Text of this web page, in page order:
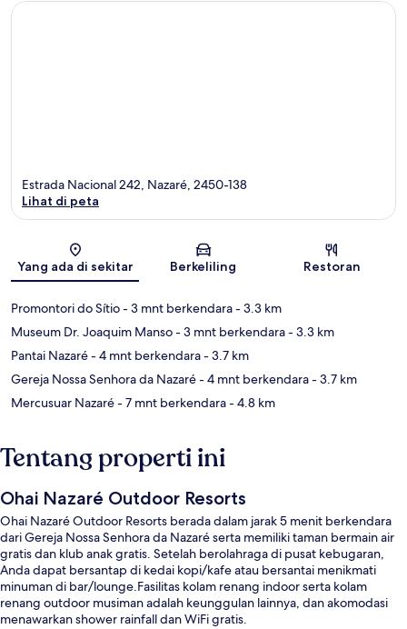
Peta
Estrada Nacional 242, Nazaré, 2450-138
Lihat di peta
Yang ada di sekitar Berkeliling Restoran
Promontori do Sítio- 3 mnt berkendara- 3.3 km
Museum Dr. Joaquim Manso- 3 mnt berkendara- 3.3 km
Pantai Nazaré- 4 mnt berkendara- 3.7 km
Gereja Nossa Senhora da Nazaré- 4 mnt berkendara- 3.7 km
Mercusuar Nazaré- 7 mnt berkendara- 4.8 km
Tentang properti ini
Ohai Nazaré Outdoor Resorts
Ohai Nazaré Outdoor Resorts berada dalam jarak 5 menit berkendara
dari Gereja Nossa Senhora da Nazaré serta memiliki taman bermain air
gratis dan klub anak gratis. Setelah berolahraga di pusat kebugaran,
Anda dapat bersantap di kedai kopi/kafe atau bersantai menikmati
minuman di bar/lounge.Fasilitas kolam renang indoor serta kolam
renang outdoor musiman adalah keunggulan lainnya, dan akomodasi
menawarkan shower rainfall dan WiFi gratis.